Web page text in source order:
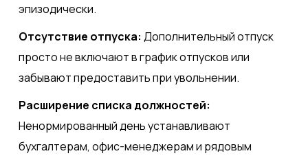
эпизодически.
Отсутствие отпуска: Дополнительный отпуск
просто не включают в график отпусков или
забывают предоставить при увольнении.
Расширение списка должностей:
Ненормированный день устанавливают
бухгалтерам, офис-менеджерам и рядовым